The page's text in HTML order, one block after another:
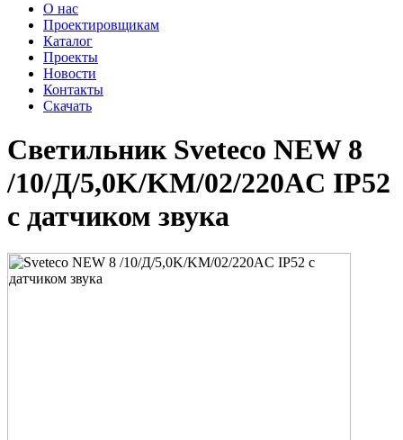
О нас
Проектировщикам
Каталог
Проекты
Новости
Контакты
Скачать
Светильник Sveteco NEW 8
/10/Д/5,0K/KM/02/220AC IP52
с датчиком звука